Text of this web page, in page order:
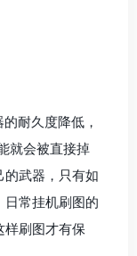
耐久度降低，
就会被直接掉
武器，只有如
日常挂机刷图的
样刷图才有保